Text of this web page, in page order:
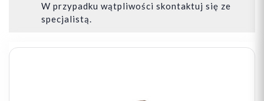
W przypadku wątpliwości skontaktuj się ze
specjalistą.